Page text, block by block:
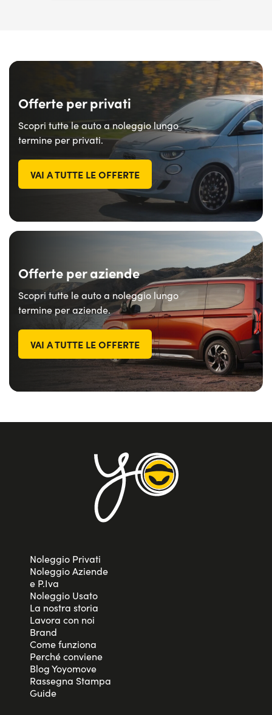
Offerte per privati
Scopri tutte le auto a noleggio lungo
termine per privati.
VAI A TUTTE LE OFFERTE
Offerte per aziende
Scopri tutte le auto a noleggio lungo
termine per aziende.
VAI A TUTTE LE OFFERTE
Noleggio Privati
Noleggio Aziende
e P.Iva
Noleggio Usato
La nostra storia
Lavora con noi
Brand
Come funziona
Perché conviene
Blog Yoyomove
Rassegna Stampa
Guide